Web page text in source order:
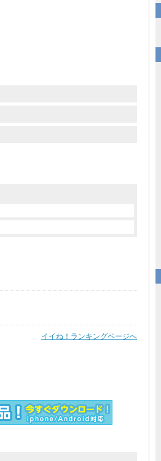
イイね！ランキングページへ